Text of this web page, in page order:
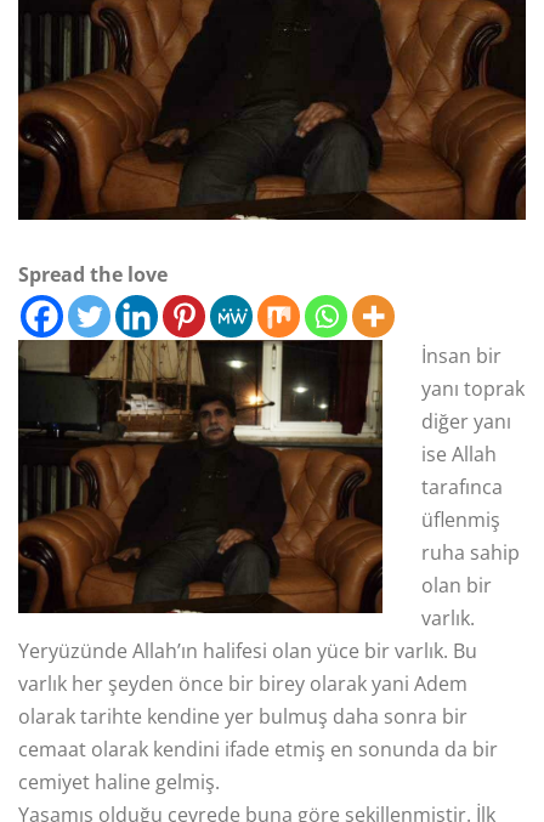
Spread the love
İnsan bir
yanı toprak
diğer yanı
ise Allah
tarafınca
üflenmiş
ruha sahip
olan bir
varlık.
Yeryüzünde Allah’ın halifesi olan yüce bir varlık. Bu
varlık her şeyden önce bir birey olarak yani Adem
olarak tarihte kendine yer bulmuş daha sonra bir
cemaat olarak kendini ifade etmiş en sonunda da bir
cemiyet haline gelmiş.
Yaşamış olduğu çevrede buna göre şekillenmiştir. İlk